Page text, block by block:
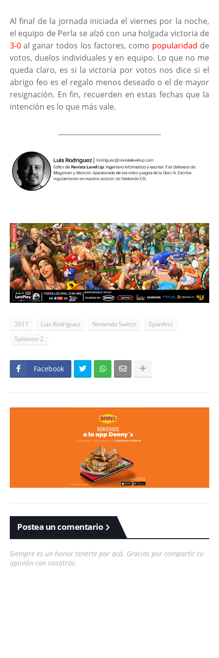
Al final de la jornada iniciada el viernes por la noche,
el equipo de Perla se alzó con una holgada victoria de
3-0 al ganar todos los factores, como popularidad de
votos, duelos individuales y en equipo. Lo que no me
queda claro, es si la victoria por votos nos dice si el
abrigo feo es el regalo menos deseado o el de mayor
resignación. En fin, recuerden en estas fechas que la
intención es lo que más vale.
2017 Luis Rodríguez Nintendo Switch
Splatfest
Splatoon 2
Facebook
Postea un comentario
Siempre es un honor tenerte por acá. Gracias por compartir tu
opinión con nosotros.